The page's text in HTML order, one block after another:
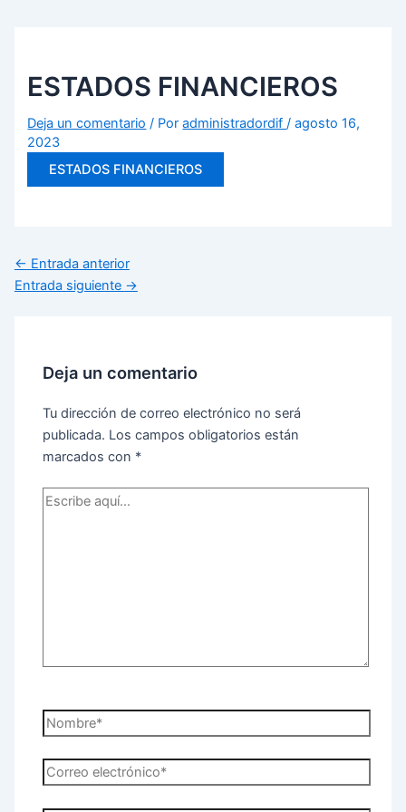
ESTADOS FINANCIEROS
Deja un comentario / Poradministradordif/agosto 16,
2023
ESTADOS FINANCIEROS
← Entrada anterior
Entrada siguiente →
Deja un comentario
Tu dirección de correo electrónico no será
publicada. Los campos obligatorios están
marcados con *
Escribe
Nombre*
Correo
electrónico*